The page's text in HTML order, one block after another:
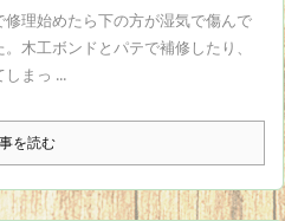
理始めたら下の方が湿気で傷んで
木工ボンドとパテで補修したり、
まっ ...
を読む